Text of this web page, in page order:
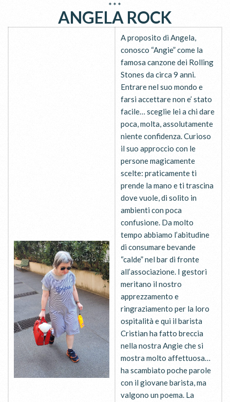
* * *
ANGELA ROCK
A proposito di Angela,
conosco “Angie” come la
famosa canzone dei Rolling
Stones da circa 9 anni.
Entrare nel suo mondo e
farsi accettare non e’ stato
facile… sceglie lei a chi dare
poca, molta, assolutamente
niente confidenza. Curioso
il suo approccio con le
persone magicamente
scelte: praticamente ti
prende la mano e ti trascina
dove vuole, di solito in
ambienti con poca
confusione. Da molto
tempo abbiamo l’abitudine
di consumare bevande
“calde” nel bar di fronte
all’associazione. I gestori
meritano il nostro
apprezzamento e
ringraziamento per la loro
ospitalità e qui il barista
Cristian ha fatto breccia
nella nostra Angie che si
mostra molto affettuosa…
ha scambiato poche parole
con il giovane barista, ma
valgono un poema. La